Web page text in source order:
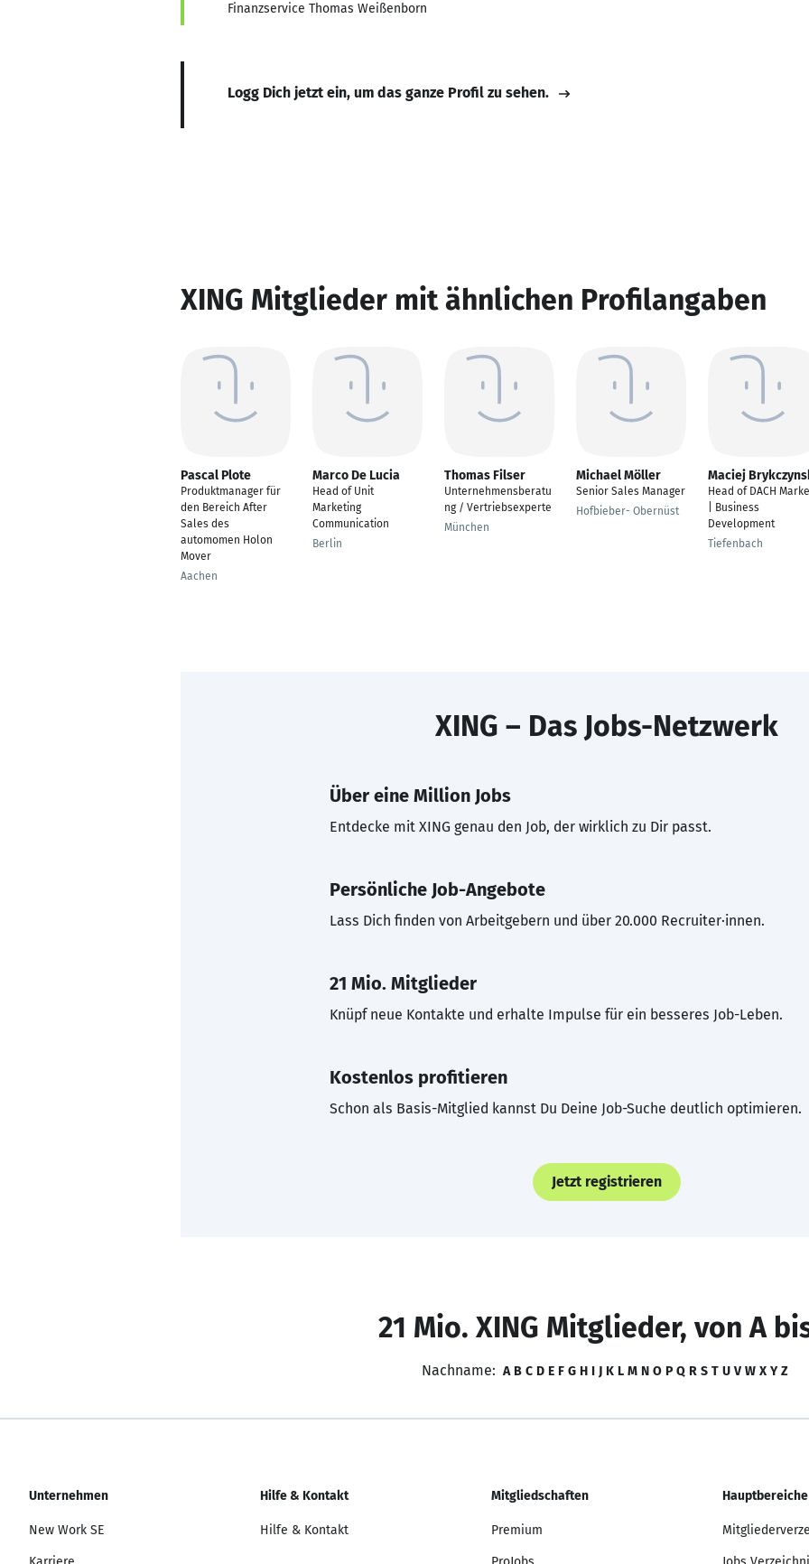
Finanzservice Thomas Weißenborn
Logg Dich jetzt ein, um das ganze Profil zu sehen.
XING Mitglieder mit ähnlichen Profilangaben
Pascal Plote
Produktmanager für
den Bereich After
Sales des
automomen Holon
Mover
Aachen
Marco De Lucia
Head of Unit
Marketing
Communication
Berlin
Thomas Filser
Unternehmensberatu
ng / Vertriebsexperte
München
Michael Möller
Senior Sales Manager
Hofbieber- Obernüst
Maciej
Head of DACH
| Business
Development
Tiefenbach
XING – Das Jobs-Netzwerk
Über eine Million Jobs
Entdecke mit XING genau den Job, der wirklich zu Dir passt.
Persönliche Job-Angebote
Lass Dich finden von Arbeitgebern und über 20.000 Recruiter·innen.
21 Mio. Mitglieder
Knüpf neue Kontakte und erhalte Impulse für ein besseres Job-Leben.
Kostenlos profitieren
Schon als Basis-Mitglied kannst Du Deine Job-Suche deutlich optimieren.
Jetzt registrieren
21 Mio. XING Mitglieder, von A
Nachname: A B C D E F G H I J K L M N O P Q R S T U V W X Y Z
Unternehmen
New Work SE
Hilfe & Kontakt
Hilfe & Kontakt
Mitgliedschaften
Premium
Hauptbereiche